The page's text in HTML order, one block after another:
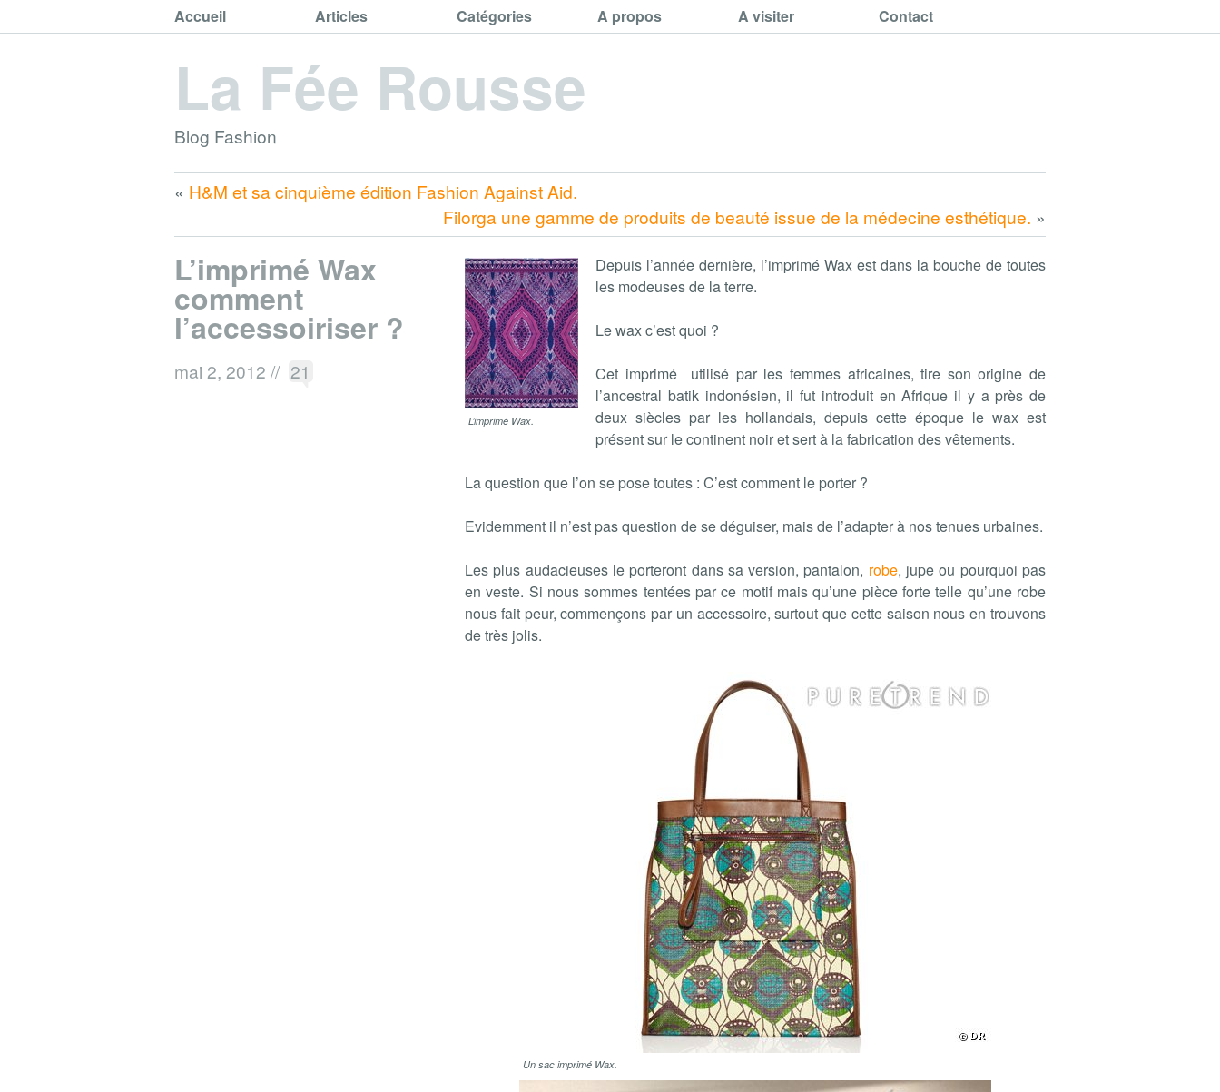
Accueil Articles Catégories A propos A visiter Contact
La Fée Rousse
Blog Fashion
« H&M et sa cinquième édition Fashion Against Aid.
Filorga une gamme de produits de beauté issue de la médecine esthétique. »
L’imprimé Wax
comment
l’accessoiriser ?
mai 2, 2012 // 21
L’imprimé Wax.
Depuis l’année dernière, l’imprimé Wax est dans la bouche de toutes
les modeuses de la terre.
Le wax c’est quoi ?
Cet imprimé utilisé par les femmes africaines, tire son origine de
l’ancestral batik indonésien, il fut introduit en Afrique il y a près de
deux siècles par les hollandais, depuis cette époque le wax est
présent sur le continent noir et sert à la fabrication des vêtements.
La question que l’on se pose toutes : C’est comment le porter ?
Evidemment il n’est pas question de se déguiser, mais de l’adapter à nos tenues urbaines.
Les plus audacieuses le porteront dans sa version, pantalon, robe, jupe ou pourquoi pas
en veste. Si nous sommes tentées par ce motif mais qu’une pièce forte telle qu’une robe
nous fait peur, commençons par un accessoire, surtout que cette saison nous en trouvons
de très jolis.
Un sac imprimé Wax.